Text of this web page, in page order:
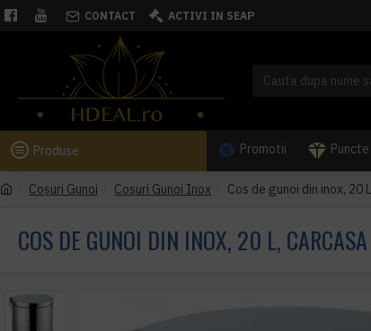
CONTACT ACTIVI IN SEAP
Produse Promotii
Coşuri Gunoi Cosuri Gunoi Inox Cos de gunoi din inox,
COS DE GUNOI DIN INOX, 20 L,